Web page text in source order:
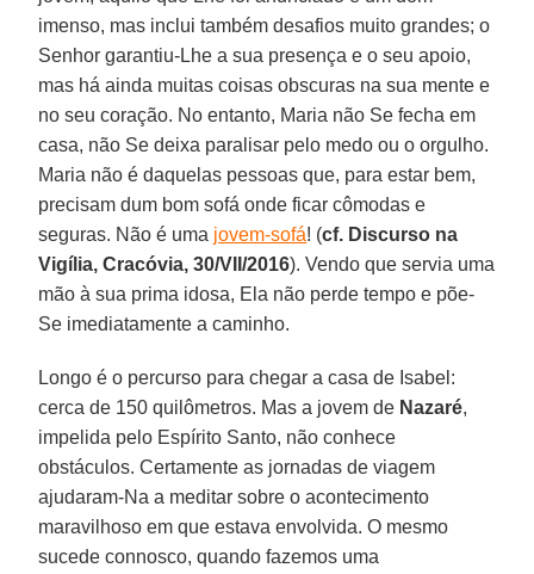
imenso, mas inclui também desafios muito grandes; o
Senhor garantiu-Lhe a sua presença e o seu apoio,
mas há ainda muitas coisas obscuras na sua mente e
no seu coração. No entanto, Maria não Se fecha em
casa, não Se deixa paralisar pelo medo ou o orgulho.
Maria não é daquelas pessoas que, para estar bem,
precisam dum bom sofá onde ficar cômodas e
seguras. Não é uma jovem-sofá! (cf. Discurso na
Vigília, Cracóvia, 30/VII/2016). Vendo que servia uma
mão à sua prima idosa, Ela não perde tempo e põe-
Se imediatamente a caminho.
Longo é o percurso para chegar a casa de Isabel:
cerca de 150 quilômetros. Mas a jovem de Nazaré,
impelida pelo Espírito Santo, não conhece
obstáculos. Certamente as jornadas de viagem
ajudaram-Na a meditar sobre o acontecimento
maravilhoso em que estava envolvida. O mesmo
sucede connosco, quando fazemos uma